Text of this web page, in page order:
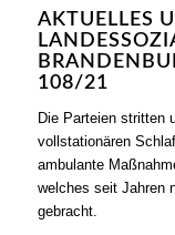
AKTUELLES
108/21
Die Parteien stritten
vollstationären
ambulante
welches seit Jahren
gebracht.